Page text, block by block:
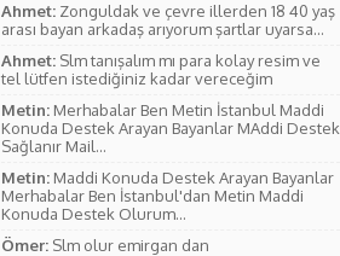
Ahmet: Zonguldak ve çevre illerden 18 40 yaş
arası bayan arkadaş arıyorum şartlar uyarsa...
Ahmet: Slm tanışalım mı para kolay resim ve
tel lütfen istediğiniz kadar vereceğim
Metin: Merhabalar Ben Metin İstanbul Maddi
Konuda Destek Arayan Bayanlar MAddi Destek
Sağlanır Mail...
Metin: Maddi Konuda Destek Arayan Bayanlar
Merhabalar Ben İstanbul'dan Metin Maddi
Konuda Destek Olurum...
Ömer: Slm olur emirgan dan